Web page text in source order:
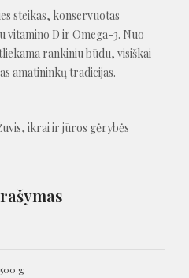
steikas, konservuotas
vitamino D ir Omega-3. Nuo
rankiniu būdu, visiškai
amatininkų tradicijas.
ikrai ir jūros gėrybės
500 g